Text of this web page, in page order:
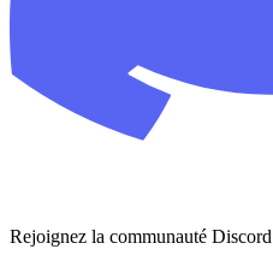
Rejoignez la communauté Discord